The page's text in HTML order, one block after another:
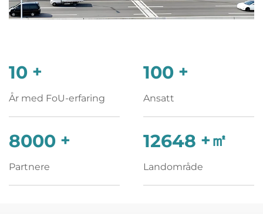
10 +
År med FoU-erfaring
100 +
Ansatt
8000 +
Partnere
12648 +㎡
Landområde